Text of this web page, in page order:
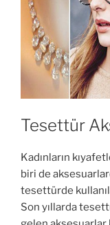
Tesettür
Kadınların
biri de
tesettürde
Son yıllarda